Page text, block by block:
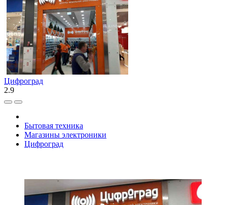
Цифроград
2.9
Бытовая техника
Магазины электроники
Цифроград